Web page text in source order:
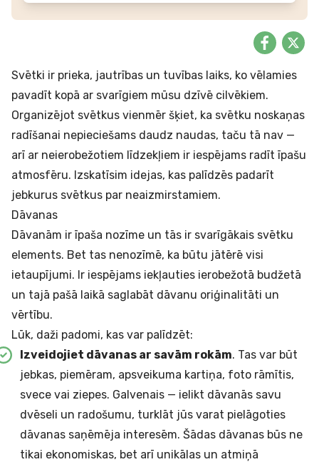
Svētki ir prieka, jautrības un tuvības laiks, ko vēlamies
pavadīt kopā ar svarīgiem mūsu dzīvē cilvēkiem.
Organizējot svētkus vienmēr šķiet, ka svētku noskaņas
radīšanai nepieciešams daudz naudas, taču tā nav —
arī ar neierobežotiem līdzekļiem ir iespējams radīt īpašu
atmosfēru. Izskatīsim idejas, kas palīdzēs padarīt
jebkurus svētkus par neaizmirstamiem.
Dāvanas
Dāvanām ir īpaša nozīme un tās ir svarīgākais svētku
elements. Bet tas nenozīmē, ka būtu jātērē visi
ietaupījumi. Ir iespējams iekļauties ierobežotā budžetā
un tajā pašā laikā saglabāt dāvanu oriģinalitāti un
vērtību.
Lūk, daži padomi, kas var palīdzēt:
Izveidojiet dāvanas ar savām rokām. Tas var būt
jebkas, piemēram, apsveikuma kartiņa, foto rāmītis,
svece vai ziepes. Galvenais — ielikt dāvanās savu
dvēseli un radošumu, turklāt jūs varat pielāgoties
dāvanas saņēmēja interesēm. Šādas dāvanas būs ne
tikai ekonomiskas, bet arī unikālas un atmiņā